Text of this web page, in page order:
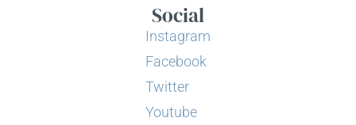
Social
Instagram
Facebook
Twitter
Youtube